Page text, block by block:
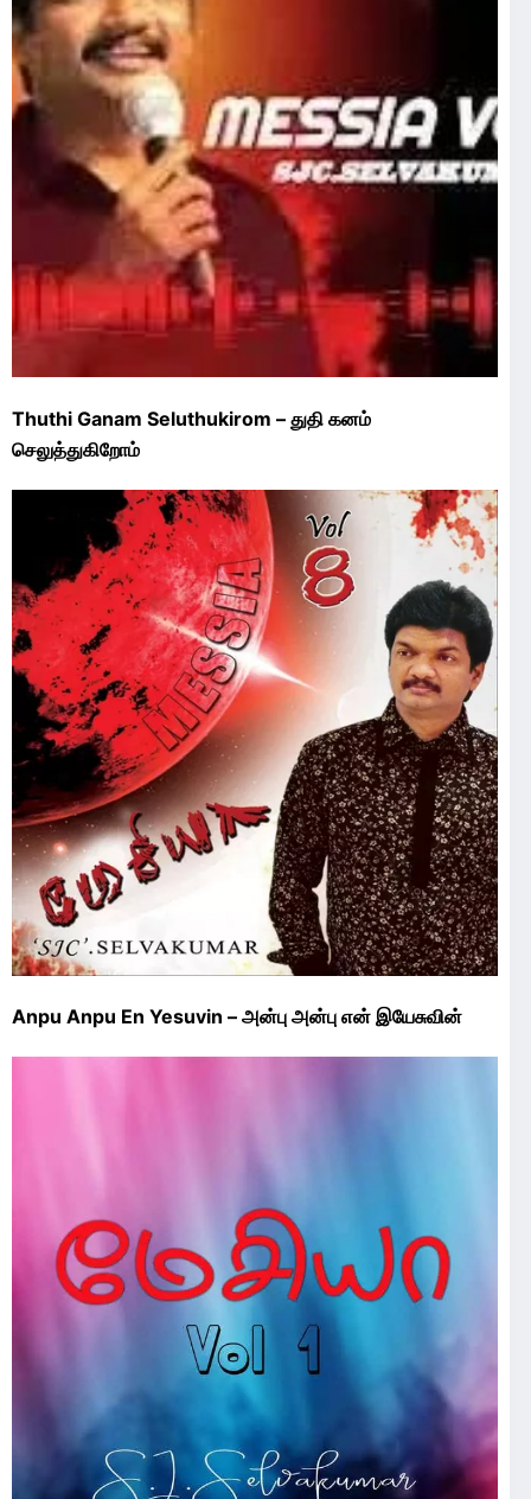
Thuthi Ganam Seluthukirom – துதி கனம்
செலுத்துகிறோம்
Anpu Anpu En Yesuvin – அன்பு அன்பு என் இயேசுவின்